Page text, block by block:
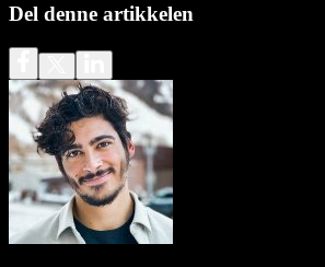
Del denne artikkelen